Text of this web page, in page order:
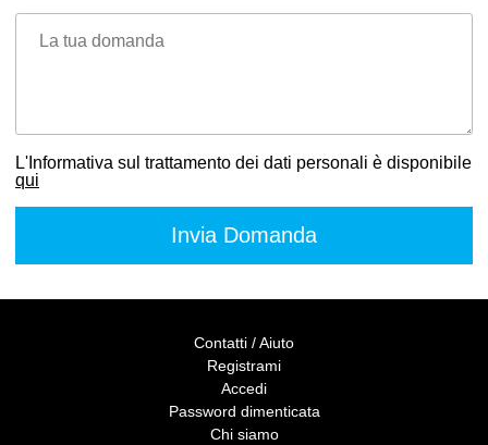
La tua domanda
L'Informativa sul trattamento dei dati personali è disponibile
qui
Contatti / Aiuto
Registrami
Accedi
Password dimenticata
Chi siamo